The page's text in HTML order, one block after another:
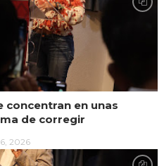
concentran en unas
de corregir
2026